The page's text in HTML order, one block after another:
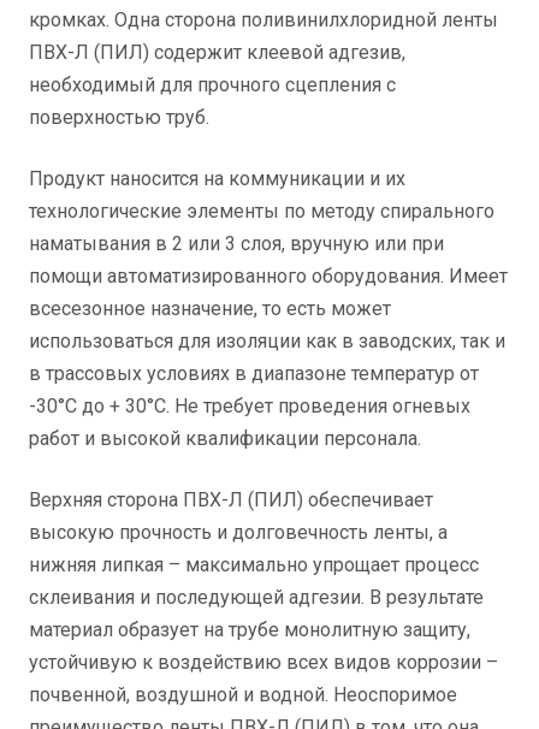
кромках. Одна сторона поливинилхлоридной ленты
ПВХ-Л (ПИЛ) содержит клеевой адгезив,
необходимый для прочного сцепления с
поверхностью труб.
Продукт наносится на коммуникации и их
технологические элементы по методу спирального
наматывания в 2 или 3 слоя, вручную или при
помощи автоматизированного оборудования. Имеет
всесезонное назначение, то есть может
использоваться для изоляции как в заводских, так и
в трассовых условиях в диапазоне температур от
-30°С до + 30°С. Не требует проведения огневых
работ и высокой квалификации персонала.
Верхняя сторона ПВХ-Л (ПИЛ) обеспечивает
высокую прочность и долговечность ленты, а
нижняя липкая – максимально упрощает процесс
склеивания и последующей адгезии. В результате
материал образует на трубе монолитную защиту,
устойчивую к воздействию всех видов коррозии –
почвенной, воздушной и водной. Неоспоримое